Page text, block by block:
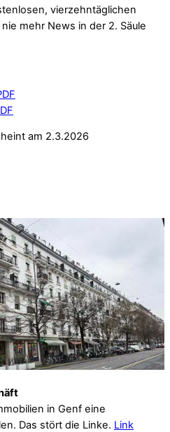
vierzehntäglichen
mehr News in der 2. Säule
am 2.3.2026
in Genf eine
Das stört die Linke. Link